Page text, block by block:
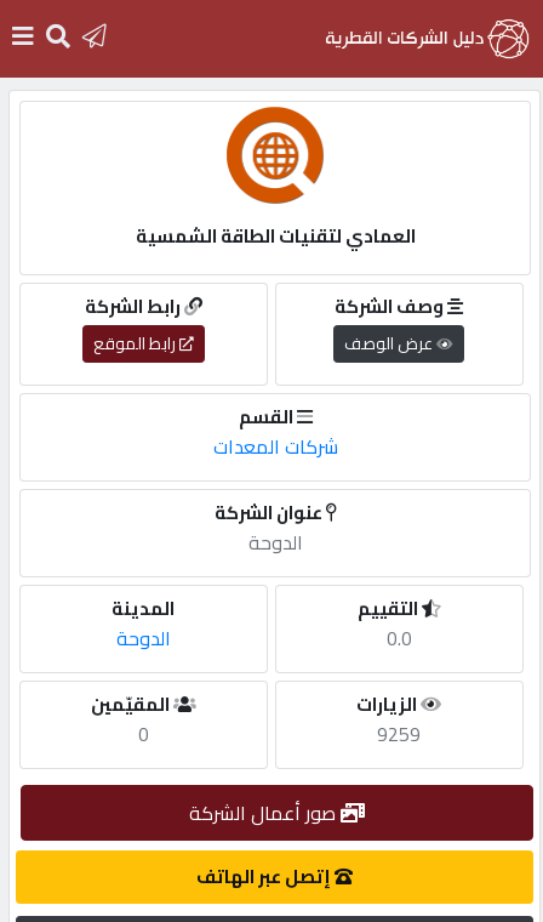
التسجيل
English
أضف
مطلوب
طلب
الاحصائيات
العمادي لتقنيات الطاقة الشمسية
رابط الشركة
رابط الموقع
وصف الشركة
عرض الوصف
القسم
شركات المعدات
عنوان الشركة
الدوحة
المدينة
الدوحة
التقييم
0.0
المقيّمين
0
الزيارات
9259
صور أعمال الشركة
إتصل عبر الهاتف